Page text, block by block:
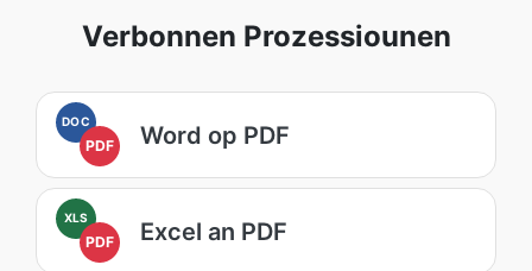
Verbonnen Prozessiounen
DOC
PDF Word op PDF
XLS
PDF Excel an PDF